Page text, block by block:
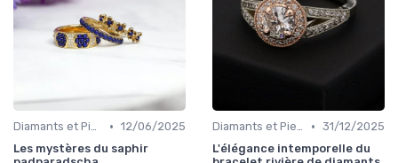
Diamants et Pierres Précieuses • 12/06/2025
Les mystères du saphir
Diamants et Pierres Précieuses • 31/12/2025
L'élégance intemporelle du